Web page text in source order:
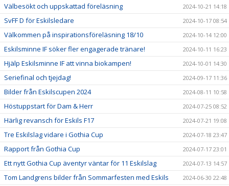
Välbesökt och uppskattad föreläsning 2024-10-21 14:18
SvFF D för Eskilsledare 2024-10-17 08:54
Välkommen på inspirationsföreläsning 18/10 2024-10-14 12:00
Eskilsminne IF söker fler engagerade tränare! 2024-10-11 16:23
Hjälp Eskilsminne IF att vinna biokampen! 2024-10-01 14:30
Seriefinal och tjejdag! 2024-09-17 11:36
Bilder från Eskilscupen 2024 2024-08-11 10:58
Höstuppstart för Dam & Herr 2024-07-25 08:52
Härlig revansch för Eskils F17 2024-07-21 19:08
Tre Eskilslag vidare i Gothia Cup 2024-07-18 23:47
Rapport från Gothia Cup 2024-07-17 23:01
Ett nytt Gothia Cup äventyr väntar för 11 Eskilslag 2024-07-13 14:57
Tom Landgrens bilder från Sommarfesten med Eskils 2024-06-30 22:48